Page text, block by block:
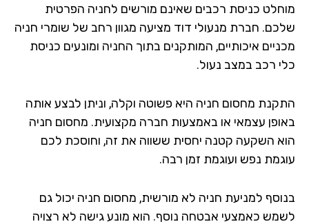
כניסת רכבים שאינם מורשים לחניה הפרטית
חברת מנעולי דוד מציעה מגוון רחב של שומרי חניה
איכותיים, המותקנים בתוך החניה ומונעים כניסת
רכב במצב נעול.
מחסום חניה היא פשוטה וקלה, וניתן לבצע אותה
עצמאי או באמצעות חברה מקצועית. מחסום חניה
השקעה קטנה יחסית ששווה את זה, וחוסכת לכם
נפש ועוגמת זמן רבה.
למניעת חניה לא מורשית, מחסום חניה יכול גם
כאמצעי אבטחה נוסף. הוא מונע גישה לא רצויה